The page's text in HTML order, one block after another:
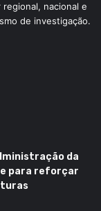
nacional e
de investigação.
da
para reforçar